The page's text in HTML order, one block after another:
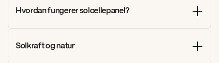
Hvordan fungerer solcellepanel?
Solkraft og natur